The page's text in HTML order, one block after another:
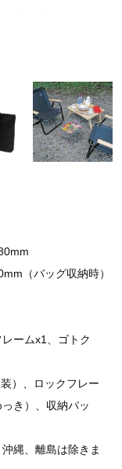
（バッグ収納時）
ームx1、ゴトク
）、ロックフレー
き）、収納バッ
縄、離島は除きま